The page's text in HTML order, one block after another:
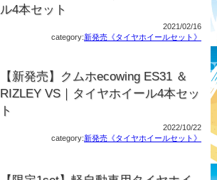
ル4本セット
2021/02/16
category:新発売《タイヤホイールセット》
【新発売】クムホecowing ES31 ＆
RIZLEY VS｜タイヤホイール4本セッ
ト
2022/10/22
category:新発売《タイヤホイールセット》